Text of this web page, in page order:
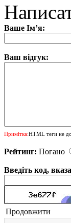
Ваше Ім’я:
Ваш відгук:
Примітка:HTML теги не
Рейтинг: Погано
Введіть код,
Продовжити